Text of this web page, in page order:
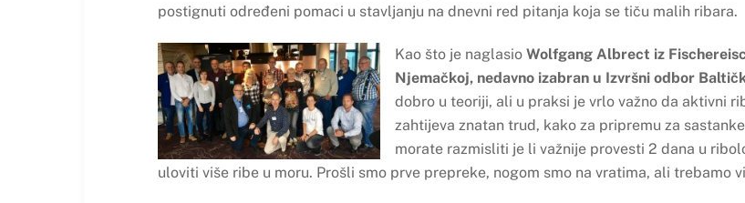
postignuti određeni pomaci u stavljanju na dnevni red pitanja koja se tiču malih ribara.
Kao što je naglasioWolfgang Albrect iz
Njemačkoj, nedavno izabran u Izvršni odbor
dobro u teoriji, ali u praksi je vrlo važno da aktivni
zahtijeva znatan trud, kako za pripremu za
morate razmisliti je li važnije provesti 2 dana u
uloviti više ribe u moru. Prošli smo prve prepreke, nogom smo na vratima, ali trebamo